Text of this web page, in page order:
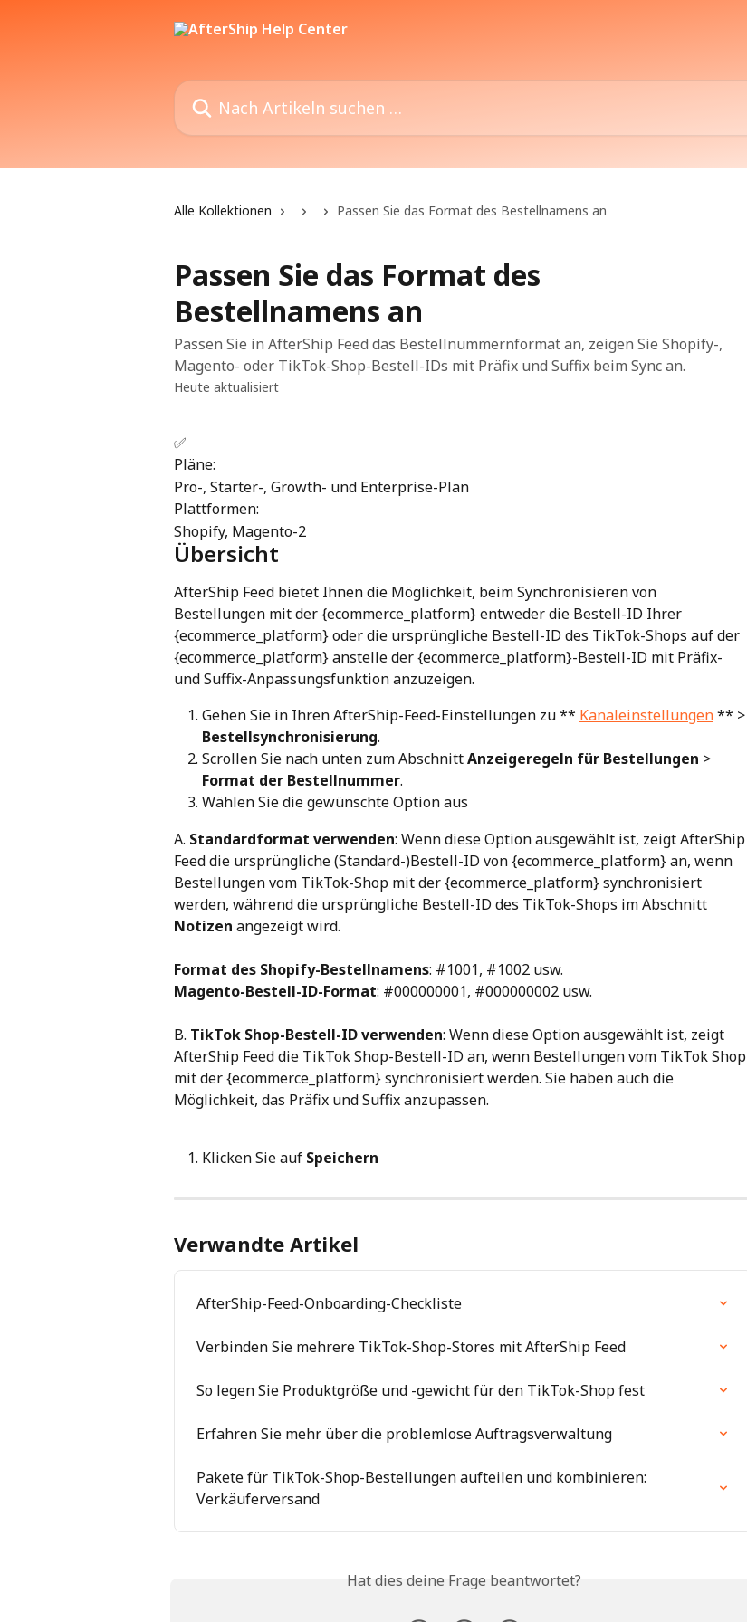
Nach Artikeln suchen …
Alle Kollektionen Passen Sie das Format des Bestellnamens an
Passen Sie das Format des
Bestellnamens an
Passen Sie in AfterShip Feed das Bestellnummernformat an, zeigen Sie Shopify-,
Magento- oder TikTok-Shop-Bestell-IDs mit Präfix und Suffix beim Sync an.
Heute aktualisiert
✅
Pläne:
Pro-, Starter-, Growth- und Enterprise-Plan
Plattformen:
Shopify, Magento-2
Übersicht
AfterShip Feed bietet Ihnen die Möglichkeit, beim Synchronisieren von
Bestellungen mit der {ecommerce_platform} entweder die Bestell-ID Ihrer
{ecommerce_platform} oder die ursprüngliche Bestell-ID des TikTok-Shops auf der
{ecommerce_platform} anstelle der {ecommerce_platform}-Bestell-ID mit Präfix-
und Suffix-Anpassungsfunktion anzuzeigen.
Gehen Sie in Ihren AfterShip-Feed-Einstellungen zu ** Kanaleinstellungen ** >
Bestellsynchronisierung.
Scrollen Sie nach unten zum Abschnitt Anzeigeregeln für Bestellungen >
Format der Bestellnummer.
Wählen Sie die gewünschte Option aus
A. Standardformat verwenden: Wenn diese Option ausgewählt ist, zeigt AfterShip
Feed die ursprüngliche (Standard-)Bestell-ID von {ecommerce_platform} an, wenn
Bestellungen vom TikTok-Shop mit der {ecommerce_platform} synchronisiert
werden, während die ursprüngliche Bestell-ID des TikTok-Shops im Abschnitt
Notizen angezeigt wird.
Format des Shopify-Bestellnamens: #1001, #1002 usw.
Magento-Bestell-ID-Format: #000000001, #000000002 usw.
B. TikTok Shop-Bestell-ID verwenden: Wenn diese Option ausgewählt ist, zeigt
AfterShip Feed die TikTok Shop-Bestell-ID an, wenn Bestellungen vom TikTok Shop
mit der {ecommerce_platform} synchronisiert werden. Sie haben auch die
Möglichkeit, das Präfix und Suffix anzupassen.
Klicken Sie auf Speichern
Verwandte Artikel
AfterShip-Feed-Onboarding-Checkliste
Verbinden Sie mehrere TikTok-Shop-Stores mit AfterShip Feed
So legen Sie Produktgröße und -gewicht für den TikTok-Shop fest
Erfahren Sie mehr über die problemlose Auftragsverwaltung
Pakete für TikTok-Shop-Bestellungen aufteilen und kombinieren:
Verkäuferversand
Hat dies deine Frage beantwortet?